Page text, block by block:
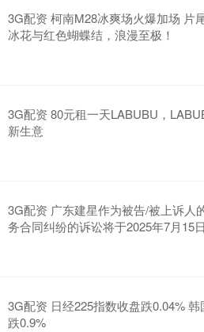
3G配资 柯南M28冰爽场火爆加场 片
冰花与红色蝴蝶结，浪漫至极！
3G配资 80元租一天LABUBU，
新生意
3G配资 广东建星作为被告/被上诉人
务合同纠纷的诉讼将于2025年7月15
3G配资 日经225指数收盘跌0.04% 韩
跌0.9%